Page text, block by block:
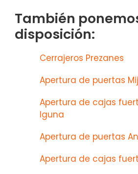
También
disposición:
Cerrajeros Prezanes
Apertura de puertas
Apertura de cajas
Iguna
Apertura de puertas
Apertura de cajas